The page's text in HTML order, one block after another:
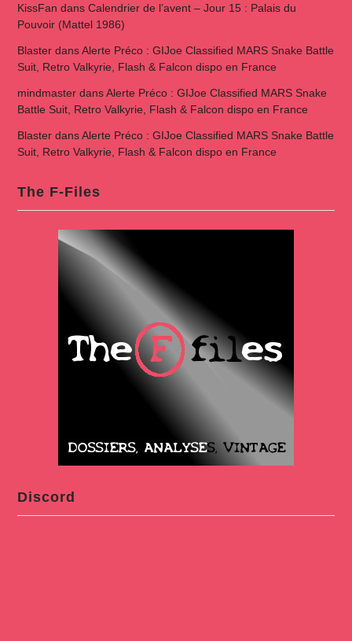
KissFan dans Calendrier de l’avent – Jour 15 : Palais du
Pouvoir (Mattel 1986)
BlasterdansAlerte Préco : GIJoe Classified MARS Snake Battle
Suit, Retro Valkyrie, Flash & Falcon dispo en France
mindmasterdansAlerte Préco : GIJoe Classified MARS Snake
Battle Suit, Retro Valkyrie, Flash & Falcon dispo en France
BlasterdansAlerte Préco : GIJoe Classified MARS Snake Battle
Suit, Retro Valkyrie, Flash & Falcon dispo en France
The F-Files
Discord